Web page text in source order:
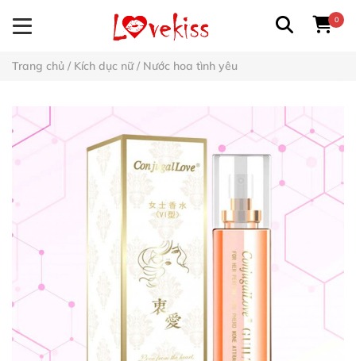
0
Trang chủ / Kích dục nữ/ Nước hoa tình yêu